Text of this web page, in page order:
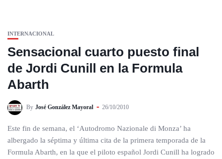
INTERNACIONAL
Sensacional cuarto puesto final
de Jordi Cunill en la Formula
Abarth
By José González Mayoral 26/10/2010
Este fin de semana, el ‘Autodromo Nazionale di Monza’ ha
albergado la séptima y última cita de la primera temporada de la
Formula Abarth, en la que el piloto español Jordi Cunill ha logrado